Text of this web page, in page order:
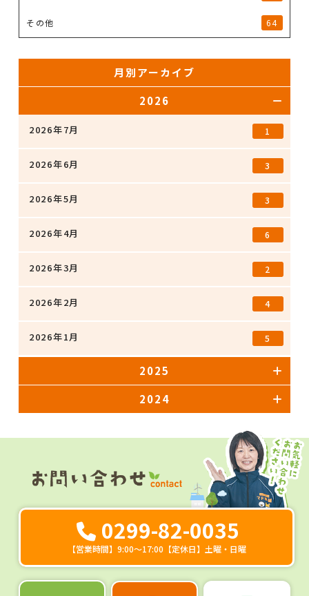
その他 64
月別アーカイブ
2026
2026年7月 1
2026年6月 3
2026年5月 3
2026年4月 6
2026年3月 2
2026年2月 4
2026年1月 5
2025
2024
0299-82-0035
【営業時間】9:00～17:00【定休日】土曜・日曜